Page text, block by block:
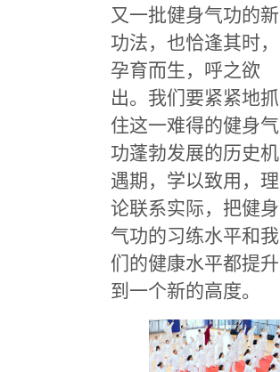
又一批健身气功的新
功法，也恰逢其时，
孕育而生，呼之欲
出。我们要紧紧地抓
住这一难得的健身气
功蓬勃发展的历史机
遇期，学以致用，理
论联系实际，把健身
气功的习练水平和我
们的健康水平都提升
到一个新的高度。